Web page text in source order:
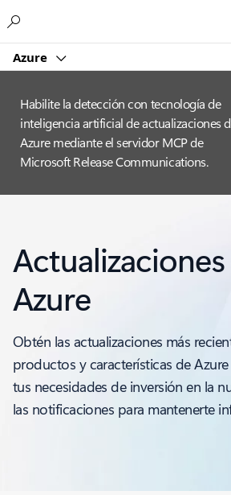
Azure
Habilite la detección con tecnología de
inteligencia artificial de actualizaciones
Azure mediante el servidor MCP de
Microsoft Release Communications.
Azure
Obtén las actualizaciones más
productos y características de
tus necesidades de inversión en la
las notificaciones para mantenerte